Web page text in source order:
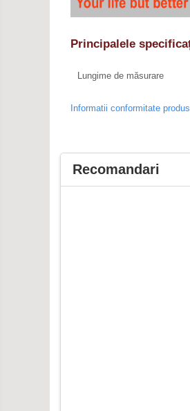
Principalele
Lungime de măsurare
Informatii conformitate produs
Recomandari